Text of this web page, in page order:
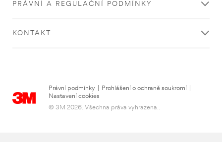
PRÁVNÍ A REGULAČNÍ PODMÍNKY
KONTAKT
Právní podmínky Prohlášení o ochraně soukromí
Nastavení cookies
© 3M 2026. Všechna práva vyhrazena..